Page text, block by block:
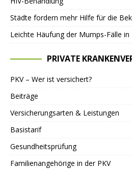
Städte fordern mehr Hilfe für die
Leichte Häufung der Mumps-Fälle in
PRIVATE
PKV – Wer ist versichert?
Beiträge
Versicherungsarten & Leistungen
Basistarif
Gesundheitsprüfung
Familienangehörige in der PKV